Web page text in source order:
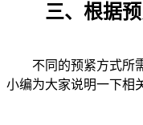
三、根据预
不同的预紧方式所需
小编为大家说明一下相